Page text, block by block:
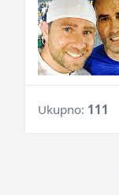
Ukupno: 111